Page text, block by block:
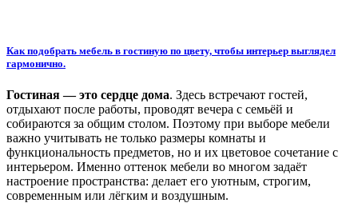
Как подобрать мебель в гостиную по цвету, чтобы интерьер выглядел
гармонично.
Гостиная — это сердце дома. Здесь встречают гостей,
отдыхают после работы, проводят вечера с семьёй и
собираются за общим столом. Поэтому при выборе мебели
важно учитывать не только размеры комнаты и
функциональность предметов, но и их цветовое сочетание с
интерьером. Именно оттенок мебели во многом задаёт
настроение пространства: делает его уютным, строгим,
современным или лёгким и воздушным.